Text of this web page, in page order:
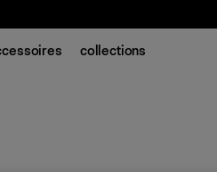
collections